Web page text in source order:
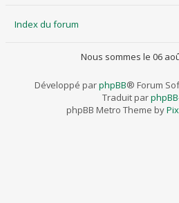
Index du forum
Nous sommes le 06
Développé parphpBB® Forum
Traduit par
phpBB Metro Theme by